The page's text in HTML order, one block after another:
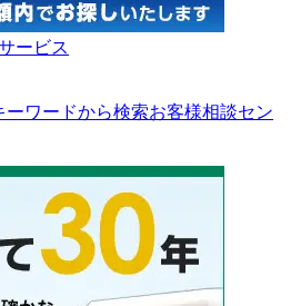
ービス
ーワードから検索お客様相談セン